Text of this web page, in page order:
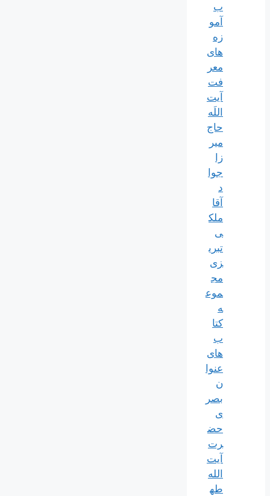
ب
آمو
زه
های
معر
فت
آیت
اللَه
حاج
میر
زا
جوا
آقا
ملک
ی
تبری
زی
مج
موع
ه
کتا
ب
های
عنوا
ن
بصر
ی
حض
رت
آیت
الله
طه